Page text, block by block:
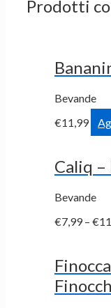
Prodotti
Bevande
€11,99
Caliq
Bevande
€7,99– €